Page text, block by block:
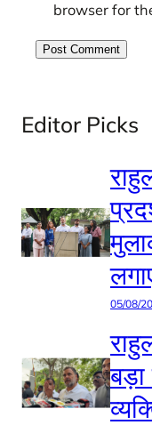
browser for
Editor Picks
05/08/